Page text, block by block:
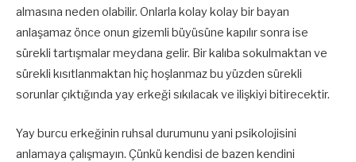
almasına neden olabilir. Onlarla kolay kolay bir bayan
anlaşamaz önce onun gizemli büyüsüne kapılır sonra ise
sürekli tartışmalar meydana gelir. Bir kalıba sokulmaktan ve
sürekli kısıtlanmaktan hiç hoşlanmaz bu yüzden sürekli
sorunlar çıktığında yay erkeği sıkılacak ve ilişkiyi bitirecektir.
Yay burcu erkeğinin ruhsal durumunu yani psikolojisini
anlamaya çalışmayın. Çünkü kendisi de bazen kendini